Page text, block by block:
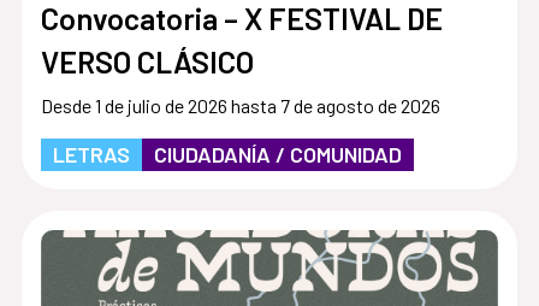
Convocatoria – X FESTIVAL DE
VERSO CLÁSICO
Desde 1 de julio de 2026 hasta 7 de agosto de 2026
LETRAS CIUDADANÍA / COMUNIDAD